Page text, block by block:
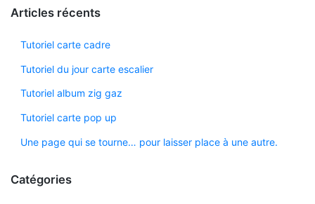
Articles récents
Tutoriel carte cadre
Tutoriel du jour carte escalier
Tutoriel album zig gaz
Tutoriel carte pop up
Une page qui se tourne… pour laisser place à une autre.
Catégories